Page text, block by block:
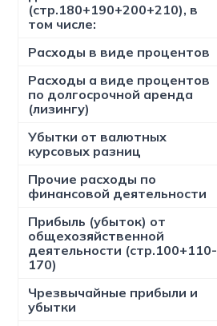
(стр.180+190+200+210), в
том числе:
Расходы в виде процентов
Расходы а виде процентов
по долгосрочной аренда
(лизингу)
Убытки от валютных
курсовых разниц
Прочие расходы по
финансовой деятельности
Прибыль (убыток) от
общехозяйственной
деятельности (стр.100+110-
170)
Чрезвычайные прибыли и
убытки